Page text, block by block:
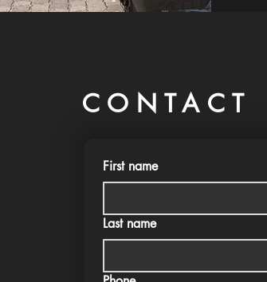
CONTACT
First name
Last name